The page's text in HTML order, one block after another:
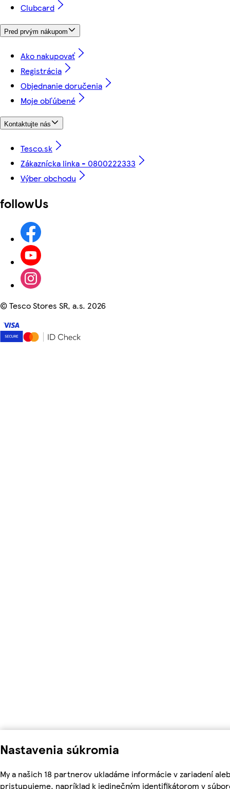
Nastavenia súkromia
My a našich 18 partnerov ukladáme informácie v zariadení
pristupujeme, napríklad k jedinečným identifikátorom v
Clubcard
Pred prvým nákupom
Ako nakupovať
Registrácia
Objednanie doručenia
Moje obľúbené
Kontaktujte nás
Tesco.sk
Zákaznícka linka - 0800222333
Výber obchodu
followUs
©Tesco Stores SR, a.s. 2026